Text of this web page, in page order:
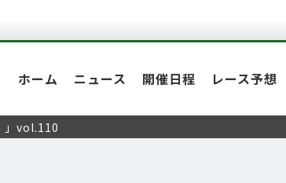
ホーム ニュース 開催日程 レース予想
」vol.110